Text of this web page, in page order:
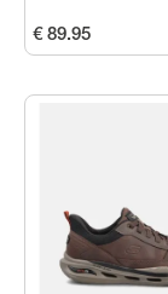
€ 89.95